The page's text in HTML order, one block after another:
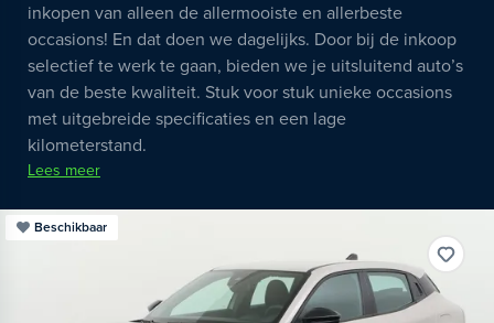
inkopen van alleen de allermooiste en allerbeste
occasions! En dat doen we dagelijks. Door bij de inkoop
selectief te werk te gaan, bieden we je uitsluitend auto’s
van de beste kwaliteit. Stuk voor stuk unieke occasions
met uitgebreide specificaties en een lage
kilometerstand.
Lees meer
Beschikbaar